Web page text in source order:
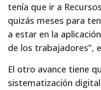
tenía que ir a
quizás meses para
a estar en la
de los trabajadores”,
El otro avance tiene
sistematización